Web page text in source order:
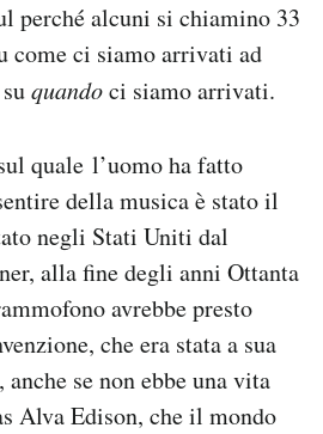
perché alcuni si chiamino 33
come ci siamo arrivati ad
quandoci siamo arrivati.
quale l’uomo ha fatto
della musica è stato il
negli Stati Uniti dal
alla fine degli anni Ottanta
avrebbe presto
che era stata a sua
se non ebbe una vita
Alva Edison, che il mondo